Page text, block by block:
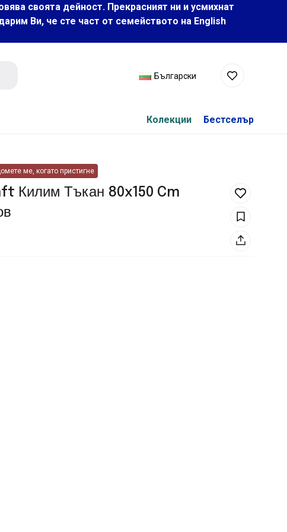
своята дейност. Прекрасният ни и усмихнат
Ви, че сте част от семейството на Еnglish
Български
Колекции Бестселър
ме, когато пристигне
Килим Тъкан 80x150 Cm